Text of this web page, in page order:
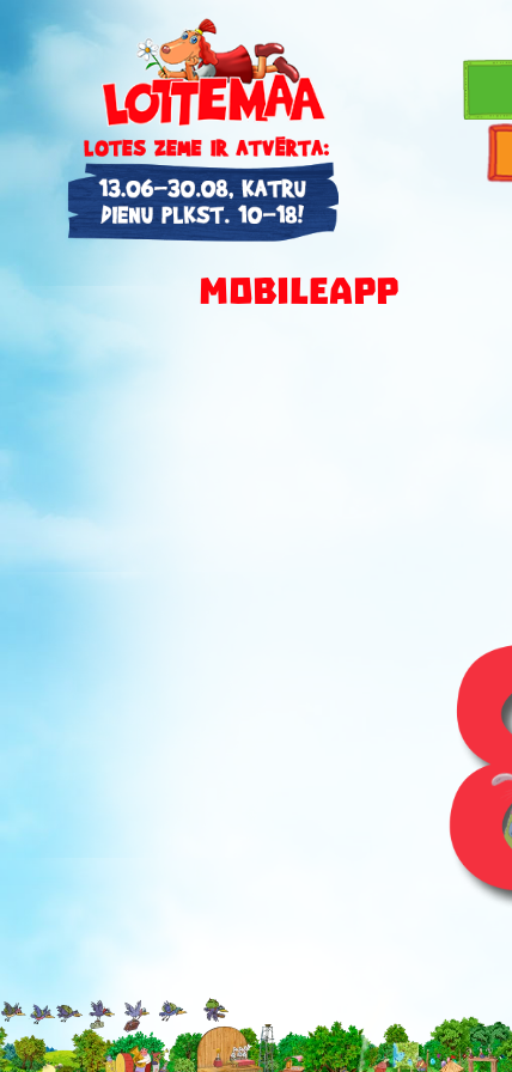
MOBILEAPP